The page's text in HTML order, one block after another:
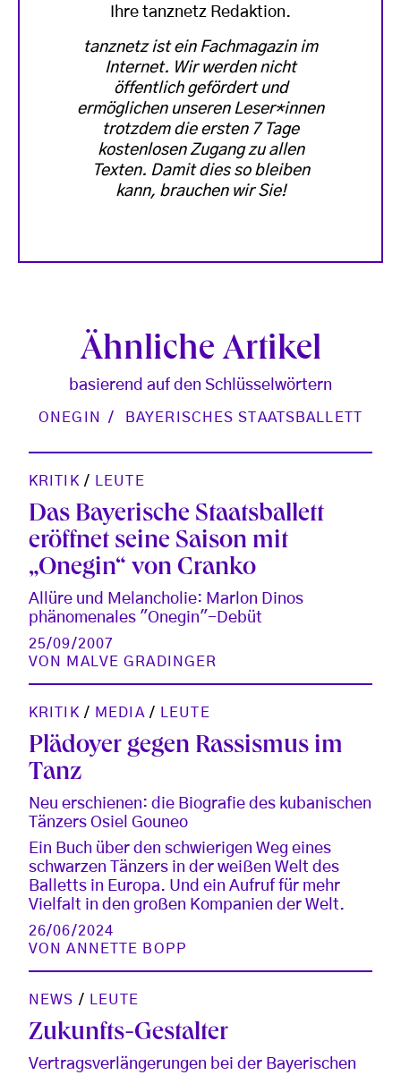
Ihre tanznetz Redaktion.
tanznetz ist ein Fachmagazin im
Internet. Wir werden nicht
öffentlich gefördert und
ermöglichen unseren Leser*innen
trotzdem die ersten 7 Tage
kostenlosen Zugang zu allen
Texten. Damit dies so bleiben
kann, brauchen wir Sie!
Ähnliche Artikel
basierend auf den Schlüsselwörtern
ONEGIN BAYERISCHES STAATSBALLETT
KRITIK / LEUTE
Das Bayerische Staatsballett
eröffnet seine Saison mit
„Onegin“ von Cranko
Allüre und Melancholie: Marlon Dinos
phänomenales "Onegin"-Debüt
25/09/2007
VON MALVE GRADINGER
KRITIK / MEDIA / LEUTE
Plädoyer gegen Rassismus im
Tanz
Neu erschienen: die Biografie des kubanischen
Tänzers Osiel Gouneo
Ein Buch über den schwierigen Weg eines
schwarzen Tänzers in der weißen Welt des
Balletts in Europa. Und ein Aufruf für mehr
Vielfalt in den großen Kompanien der Welt.
26/06/2024
VONANNETTE BOPP
NEWS / LEUTE
Zukunfts-Gestalter
Vertragsverlängerungen bei der Bayerischen